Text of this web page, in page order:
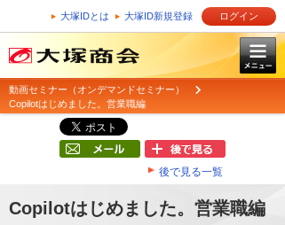
大塚IDとは 大塚ID新規登録 ログイン
動画セミナー（オンデマンドセミナー）
Copilotはじめました。営業職編
後で見る一覧
Copilotはじめました。営業職編